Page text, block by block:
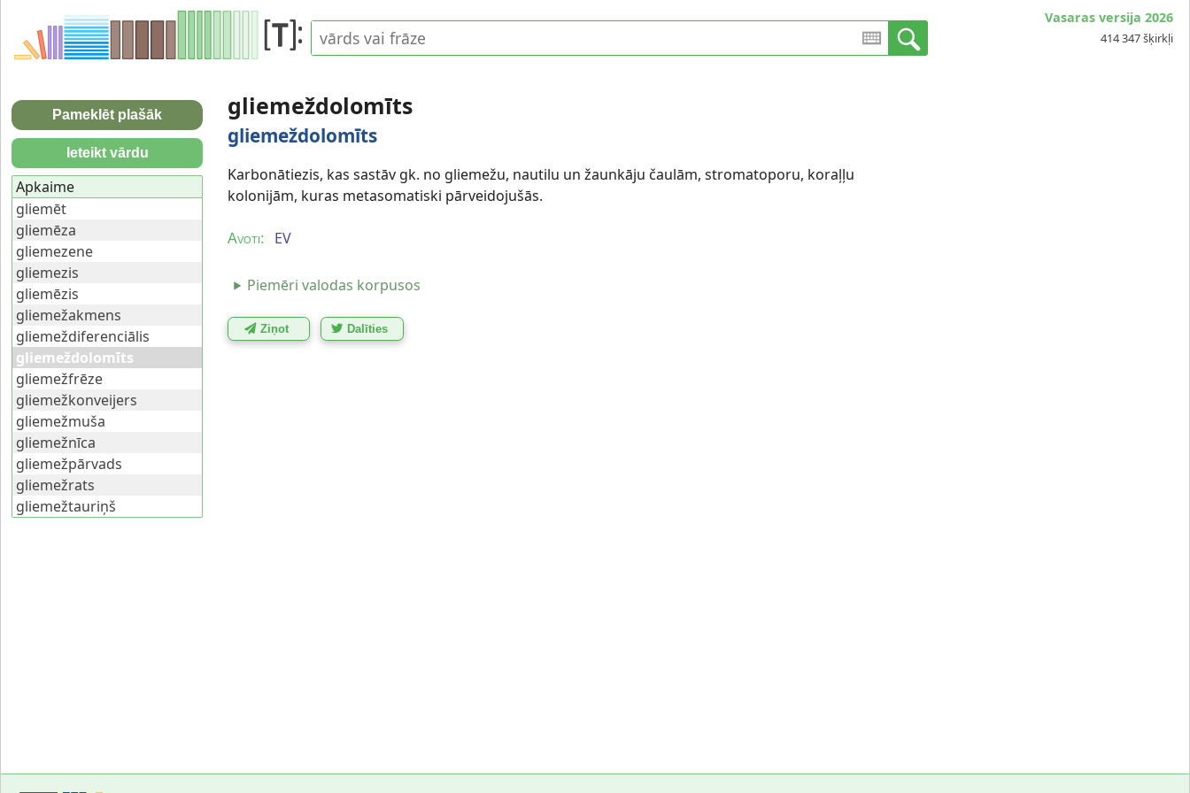
Vasaras versija 2026
414 347 šķirkļi
gliemeždolomīts
gliemeždolomīts
Karbonātiezis, kas sastāv gk. no gliemežu, nautilu un žaunkāju čaulām, stromatoporu, koraļļu
kolonijām, kuras metasomatiski pārveidojušās.
Avoti: EV
Piemēri valodas korpusos
Ziņot Dalīties
Pameklēt plašāk
Ieteikt vārdu
Apkaime
gliemēt
gliemēza
gliemezene
gliemezis
gliemēzis
gliemežakmens
gliemeždiferenciālis
gliemeždolomīts
gliemežfrēze
gliemežkonveijers
gliemežmuša
gliemežnīca
gliemežpārvads
gliemežrats
gliemežtauriņš